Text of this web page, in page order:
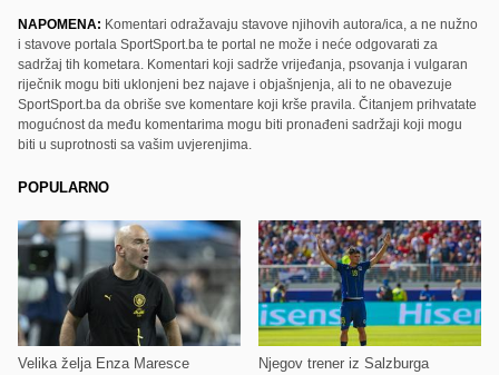
NAPOMENA: Komentari odražavaju stavove njihovih autora/ica, a ne nužno
i stavove portala SportSport.ba te portal ne može i neće odgovarati za
sadržaj tih kometara. Komentari koji sadrže vrijeđanja, psovanja i vulgaran
riječnik mogu biti uklonjeni bez najave i objašnjenja, ali to ne obavezuje
SportSport.ba da obriše sve komentare koji krše pravila. Čitanjem prihvatate
mogućnost da među komentarima mogu biti pronađeni sadržaji koji mogu
biti u suprotnosti sa vašim uvjerenjima.
POPULARNO
Velika želja Enza Maresce Njegov trener iz Salzburga